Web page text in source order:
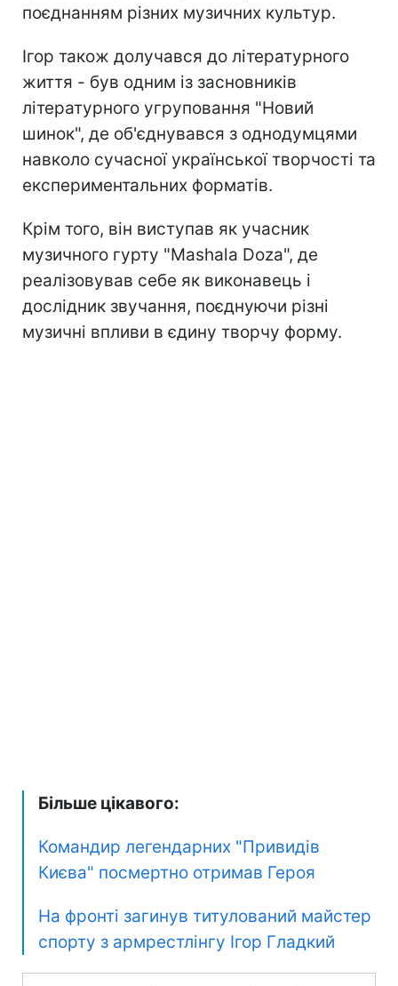
поєднанням різних музичних культур.
Ігор також долучався до літературного
життя - був одним із засновників
літературного угруповання "Новий
шинок", де об'єднувався з однодумцями
навколо сучасної української творчості та
експериментальних форматів.
Крім того, він виступав як учасник
музичного гурту "Mashala Doza", де
реалізовував себе як виконавець і
дослідник звучання, поєднуючи різні
музичні впливи в єдину творчу форму.
Більше цікавого:
Командир легендарних "Привидів
Києва" посмертно отримав Героя
На фронті загинув титулований майстер
спорту з армрестлінгу Ігор Гладкий